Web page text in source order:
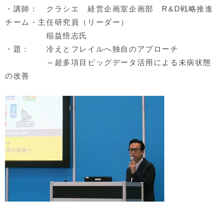
・講師： クラシエ 経営企画室企画部 R&D戦略推進
チーム・主任研究員（リーダー）
稲益悟志氏
・題： 冷えとフレイルへ独自のアプローチ
～超多項目ビッグデータ活用による未病状態
の改善